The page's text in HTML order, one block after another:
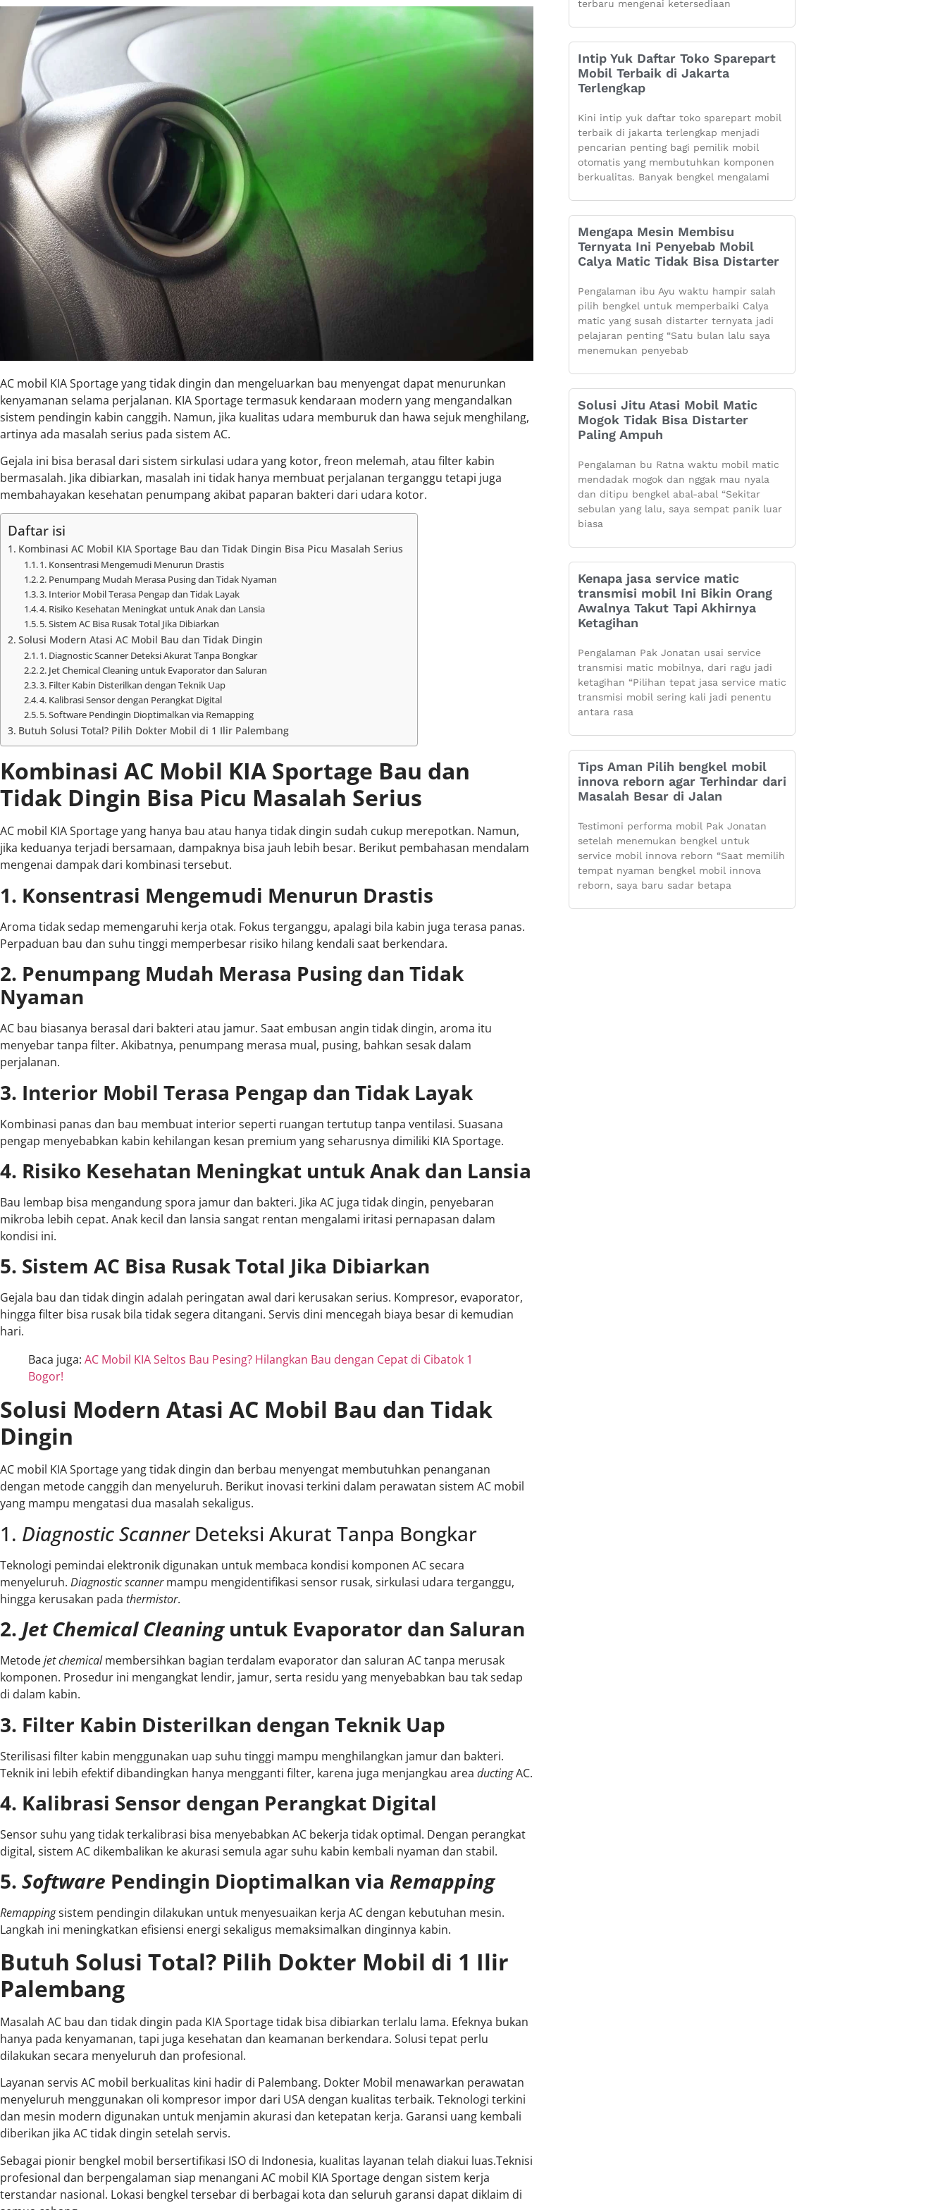
AC mobil KIA Sportage yang tidak dingin dan mengeluarkan bau menyengat dapat menurunkan
kenyamanan selama perjalanan. KIA Sportage termasuk kendaraan modern yang mengandalkan
sistem pendingin kabin canggih. Namun, jika kualitas udara memburuk dan hawa sejuk menghilang,
artinya ada masalah serius pada sistem AC.
Gejala ini bisa berasal dari sistem sirkulasi udara yang kotor, freon melemah, atau filter kabin
bermasalah. Jika dibiarkan, masalah ini tidak hanya membuat perjalanan terganggu tetapi juga
membahayakan kesehatan penumpang akibat paparan bakteri dari udara kotor.
Daftar isi
Kombinasi AC Mobil KIA Sportage Bau dan Tidak Dingin Bisa Picu Masalah Serius
1. Konsentrasi Mengemudi Menurun Drastis
2. Penumpang Mudah Merasa Pusing dan Tidak Nyaman
3. Interior Mobil Terasa Pengap dan Tidak Layak
4. Risiko Kesehatan Meningkat untuk Anak dan Lansia
5. Sistem AC Bisa Rusak Total Jika Dibiarkan
Solusi Modern Atasi AC Mobil Bau dan Tidak Dingin
1. Diagnostic Scanner Deteksi Akurat Tanpa Bongkar
2. Jet Chemical Cleaning untuk Evaporator dan Saluran
3. Filter Kabin Disterilkan dengan Teknik Uap
4. Kalibrasi Sensor dengan Perangkat Digital
5. Software Pendingin Dioptimalkan via Remapping
Butuh Solusi Total? Pilih Dokter Mobil di 1 Ilir Palembang
Kombinasi AC Mobil KIA Sportage Bau dan
Tidak Dingin Bisa Picu Masalah Serius
AC mobil KIA Sportage yang hanya bau atau hanya tidak dingin sudah cukup merepotkan. Namun,
jika keduanya terjadi bersamaan, dampaknya bisa jauh lebih besar. Berikut pembahasan mendalam
mengenai dampak dari kombinasi tersebut.
1. Konsentrasi Mengemudi Menurun Drastis
Aroma tidak sedap memengaruhi kerja otak. Fokus terganggu, apalagi bila kabin juga terasa panas.
Perpaduan bau dan suhu tinggi memperbesar risiko hilang kendali saat berkendara.
2. Penumpang Mudah Merasa Pusing dan Tidak
Nyaman
AC bau biasanya berasal dari bakteri atau jamur. Saat embusan angin tidak dingin, aroma itu
menyebar tanpa filter. Akibatnya, penumpang merasa mual, pusing, bahkan sesak dalam
perjalanan.
3. Interior Mobil Terasa Pengap dan Tidak Layak
Kombinasi panas dan bau membuat interior seperti ruangan tertutup tanpa ventilasi. Suasana
pengap menyebabkan kabin kehilangan kesan premium yang seharusnya dimiliki KIA Sportage.
4. Risiko Kesehatan Meningkat untuk Anak dan Lansia
Bau lembap bisa mengandung spora jamur dan bakteri. Jika AC juga tidak dingin, penyebaran
mikroba lebih cepat. Anak kecil dan lansia sangat rentan mengalami iritasi pernapasan dalam
kondisi ini.
5. Sistem AC Bisa Rusak Total Jika Dibiarkan
Gejala bau dan tidak dingin adalah peringatan awal dari kerusakan serius. Kompresor, evaporator,
hingga filter bisa rusak bila tidak segera ditangani. Servis dini mencegah biaya besar di kemudian
hari.
Baca juga: AC Mobil KIA Seltos Bau Pesing? Hilangkan Bau dengan Cepat di Cibatok 1
Bogor!
Solusi Modern Atasi AC Mobil Bau dan Tidak
Dingin
AC mobil KIA Sportage yang tidak dingin dan berbau menyengat membutuhkan penanganan
dengan metode canggih dan menyeluruh. Berikut inovasi terkini dalam perawatan sistem AC mobil
yang mampu mengatasi dua masalah sekaligus.
1. Diagnostic ScannerDeteksi Akurat Tanpa Bongkar
Teknologi pemindai elektronik digunakan untuk membaca kondisi komponen AC secara
menyeluruh. Diagnostic scannermampu mengidentifikasi sensor rusak, sirkulasi udara terganggu,
hingga kerusakan pada thermistor.
2. Jet Chemical Cleaninguntuk Evaporator dan Saluran
Metodejet chemicalmembersihkan bagian terdalam evaporator dan saluran AC tanpa merusak
komponen. Prosedur ini mengangkat lendir, jamur, serta residu yang menyebabkan bau tak sedap
di dalam kabin.
3. Filter Kabin Disterilkan dengan Teknik Uap
Sterilisasi filter kabin menggunakan uap suhu tinggi mampu menghilangkan jamur dan bakteri.
Teknik ini lebih efektif dibandingkan hanya mengganti filter, karena juga menjangkau area ductingAC.
4. Kalibrasi Sensor dengan Perangkat Digital
Sensor suhu yang tidak terkalibrasi bisa menyebabkan AC bekerja tidak optimal. Dengan perangkat
digital, sistem AC dikembalikan ke akurasi semula agar suhu kabin kembali nyaman dan stabil.
5. Software Pendingin Dioptimalkan via Remapping
Remappingsistem pendingin dilakukan untuk menyesuaikan kerja AC dengan kebutuhan mesin.
Langkah ini meningkatkan efisiensi energi sekaligus memaksimalkan dinginnya kabin.
Butuh Solusi Total? Pilih Dokter Mobil di 1 Ilir
Palembang
Masalah AC bau dan tidak dingin pada KIA Sportage tidak bisa dibiarkan terlalu lama. Efeknya bukan
hanya pada kenyamanan, tapi juga kesehatan dan keamanan berkendara. Solusi tepat perlu
dilakukan secara menyeluruh dan profesional.
Layanan servis AC mobil berkualitas kini hadir di Palembang. Dokter Mobil menawarkan perawatan
menyeluruh menggunakan oli kompresor impor dari USA dengan kualitas terbaik. Teknologi terkini
dan mesin modern digunakan untuk menjamin akurasi dan ketepatan kerja. Garansi uang kembali
diberikan jika AC tidak dingin setelah servis.
Sebagai pionir bengkel mobil bersertifikasi ISO di Indonesia, kualitas layanan telah diakui luas.Teknisi
profesional dan berpengalaman siap menangani AC mobil KIA Sportage dengan sistem kerja
terstandar nasional. Lokasi bengkel tersebar di berbagai kota dan seluruh garansi dapat diklaim di
terbaru mengenai ketersediaan
Intip Yuk Daftar Toko Sparepart
Mobil Terbaik di Jakarta
Terlengkap
Kini intip yuk daftar toko sparepart mobil
terbaik di jakarta terlengkap menjadi
pencarian penting bagi pemilik mobil
otomatis yang membutuhkan komponen
berkualitas. Banyak bengkel mengalami
Mengapa Mesin Membisu
Ternyata Ini Penyebab Mobil
Calya Matic Tidak Bisa Distarter
Pengalaman ibu Ayu waktu hampir salah
pilih bengkel untuk memperbaiki Calya
matic yang susah distarter ternyata jadi
pelajaran penting “Satu bulan lalu saya
menemukan penyebab
Solusi Jitu Atasi Mobil Matic
Mogok Tidak Bisa Distarter
Paling Ampuh
Pengalaman bu Ratna waktu mobil matic
mendadak mogok dan nggak mau nyala
dan ditipu bengkel abal-abal “Sekitar
sebulan yang lalu, saya sempat panik luar
biasa
Kenapa jasa service matic
transmisi mobil Ini Bikin Orang
Awalnya Takut Tapi Akhirnya
Ketagihan
Pengalaman Pak Jonatan usai service
transmisi matic mobilnya, dari ragu jadi
ketagihan “Pilihan tepat jasa service matic
transmisi mobil sering kali jadi penentu
antara rasa
Tips Aman Pilih bengkel mobil
innova reborn agar Terhindar dari
Masalah Besar di Jalan
Testimoni performa mobil Pak Jonatan
setelah menemukan bengkel untuk
service mobil innova reborn “Saat memilih
tempat nyaman bengkel mobil innova
reborn, saya baru sadar betapa